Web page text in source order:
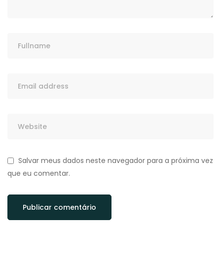
Salvar meus dados neste navegador para a próxima vez
que eu comentar.